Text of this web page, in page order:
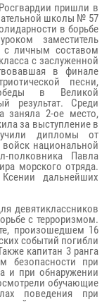
пришли в
школы № 57
в борьбе
заместитель
с личным составом
с заслуженной
в финале
песни,
в Великой
результат. Среди
заняла 2-ое место,
за выступление в
дипломы от
национальной
полковника Павла
морского отряда.
дальнейших
девятиклассников
с терроризмом.
произошедшем 16
событий погибли
капитан 3 ранга
безопасности при
и при обнаружении
обучающие
поведения при